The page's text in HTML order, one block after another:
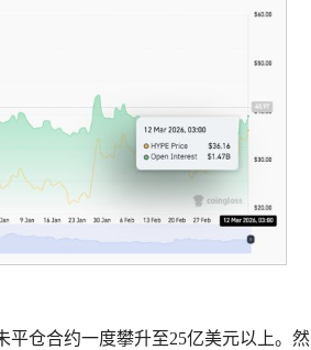
仓合约一度攀升至25亿美元以上。然